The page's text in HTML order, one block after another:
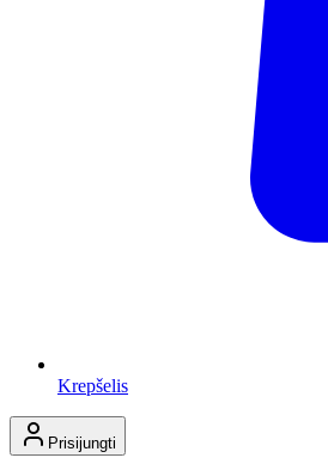
Krepšelis
Prisijungti